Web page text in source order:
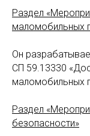
Раздел
маломобильных
Он
СП 59.13330
маломобильных
Раздел
безопасности»